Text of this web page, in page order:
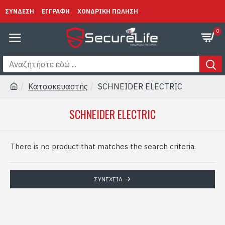
ΣΥΝΔΕΣΗ ΕΓΓΡΑΦΗ ΧΟΝΔΡΙΚΗ ΠΩΛΗΣΗ
0
Κατασκευαστής SCHNEIDER ELECTRIC
SCHNEIDER ELECTRIC
There is no product that matches the search criteria.
ΣΥΝΈΧΕΙΑ